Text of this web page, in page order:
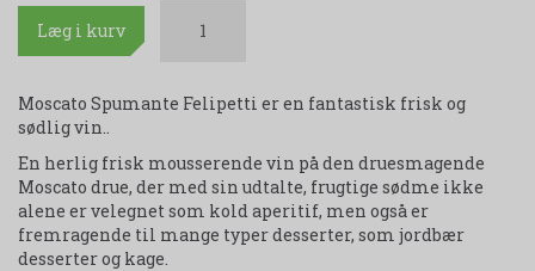
Læg i kurv
Moscato Spumante Felipetti er en fantastisk frisk og
sødlig vin..
En herlig frisk mousserende vin på den druesmagende
Moscato drue, der med sin udtalte, frugtige sødme ikke
alene er velegnet som kold aperitif, men også er
fremragende til mange typer desserter, som jordbær
desserter og kage.